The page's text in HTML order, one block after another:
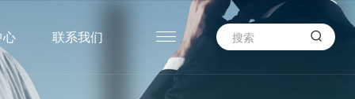
心 联系我们  